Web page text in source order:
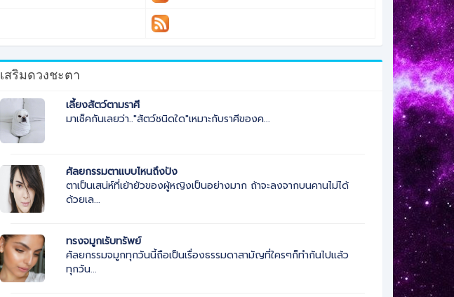
เสริมดวงชะตา
เลี้ยงสัตว์ตามราศี
มาเช็คกันเลยว่า.."สัตว์ชนิดใด"เหมาะกับราศีของค...
ศัลยกรรมตาแบบไหนถึงปัง
ตาเป็นเสน่ห์ที่เย้ายัวของผู้หญิงเป็นอย่างมาก ถ้าจะลงจากบนคานไม่ได้
ด้วยเล...
ทรงจมูกเรับทรัพย์
ศัลยกรรมจมูกทุกวันนี้ถือเป็นเรื่องธรรมดาสามัญที่ใครๆก็ทำกันไปแล้ว
ทุกวัน...